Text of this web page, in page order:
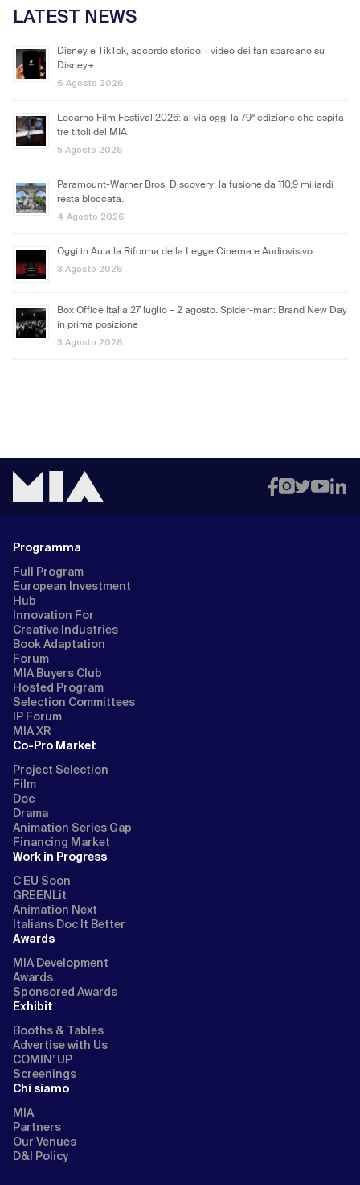
LATEST NEWS
Disney e TikTok, accordo storico: i video dei fan sbarcano su
Disney+
6 Agosto 2026
Locarno Film Festival 2026: al via oggi la 79ª edizione che ospita
tre titoli del MIA
5 Agosto 2026
Paramount-Warner Bros. Discovery: la fusione da 110,9 miliardi
resta bloccata.
4 Agosto 2026
Oggi in Aula la Riforma della Legge Cinema e Audiovisivo
3 Agosto 2026
Box Office Italia 27 luglio – 2 agosto. Spider-man: Brand New Day
in prima posizione
3 Agosto 2026
Programma
Full Program
European Investment
Hub
Innovation For
Creative Industries
Book Adaptation
Forum
MIA Buyers Club
Hosted Program
Selection Committees
IP Forum
MIA XR
Co-Pro Market
Project Selection
Film
Doc
Drama
Animation Series Gap
Financing Market
Work in Progress
C EU Soon
GREENLit
Animation Next
Italians Doc It Better
Awards
MIA Development
Awards
Sponsored Awards
Exhibit
Booths & Tables
Advertise with Us
COMIN’ UP
Screenings
Chi siamo
MIA
Partners
Our Venues
D&I Policy